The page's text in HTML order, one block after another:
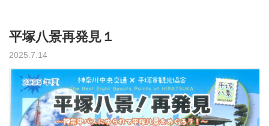
平塚八景再発見１
2025.7.14